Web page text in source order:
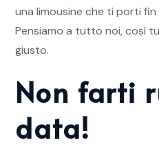
una limousine che ti porti
Pensiamo a tutto noi, così
giusto.
Non farti
data!